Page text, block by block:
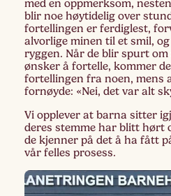
med en oppmerksom,
blir noe høytidelig over
fortellingen er ferdiglest,
alvorlige minen til et smil,
ryggen. Når de blir spurt om
ønsker å fortelle, kommer
fortellingen fra noen, mens
fornøyde: «Nei, det var alt
Vi opplever at barna sitter
deres stemme har blitt hørt
de kjenner på det å ha fått
vår felles prosess.